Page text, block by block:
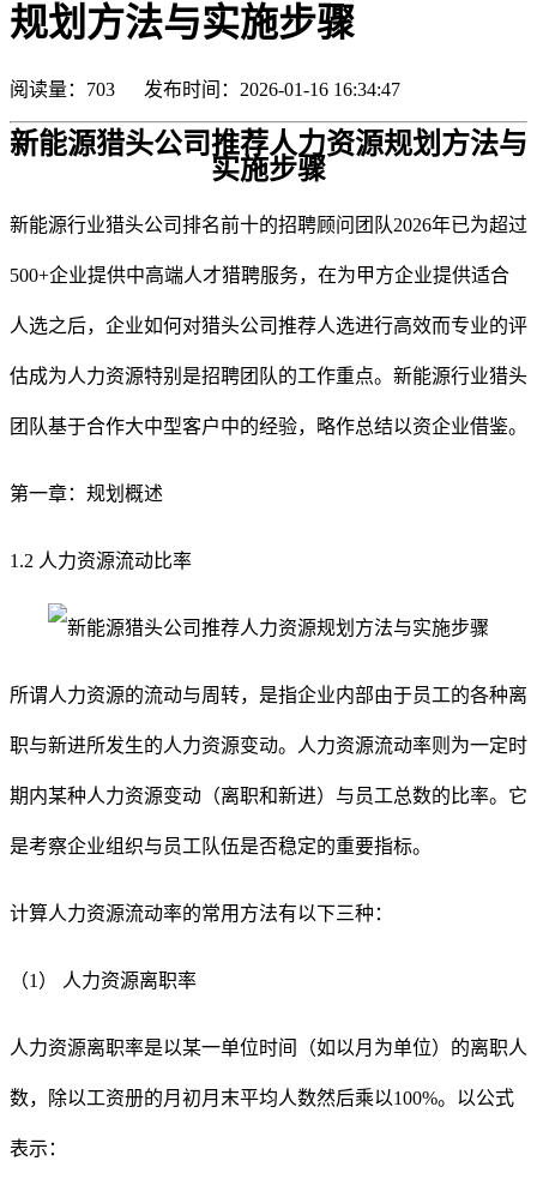
规划方法与实施步骤
阅读量： 703 发布时间：2026-01-16 16:34:47
新能源猎头公司推荐人力资源规划方法与
实施步骤
新能源行业猎头公司排名前十的招聘顾问团队2026年已为超过
500+企业提供中高端人才猎聘服务，在为甲方企业提供适合
人选之后，企业如何对猎头公司推荐人选进行高效而专业的评
估成为人力资源特别是招聘团队的工作重点。新能源行业猎头
团队基于合作大中型客户中的经验，略作总结以资企业借鉴。
第一章：规划概述
1.2 人力资源流动比率
所谓人力资源的流动与周转，是指企业内部由于员工的各种离
职与新进所发生的人力资源变动。人力资源流动率则为一定时
期内某种人力资源变动（离职和新进）与员工总数的比率。它
是考察企业组织与员工队伍是否稳定的重要指标。
计算人力资源流动率的常用方法有以下三种：
（1） 人力资源离职率
人力资源离职率是以某一单位时间（如以月为单位）的离职人
数，除以工资册的月初月末平均人数然后乘以100%。以公式
表示：